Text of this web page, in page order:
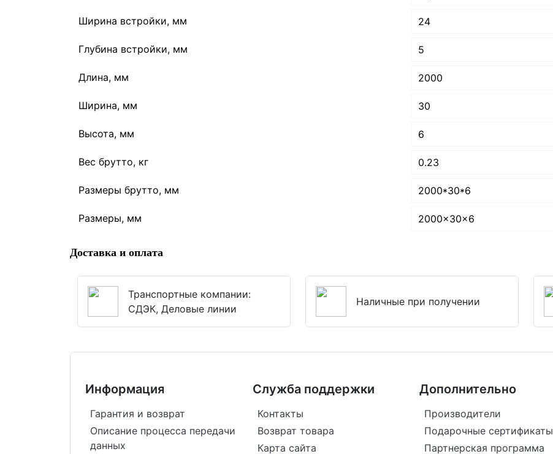
Ширина встройки, мм 24
Глубина встройки, мм 5
Длина, мм 2000
Ширина, мм 30
Высота, мм 6
Вес брутто, кг 0.23
Размеры брутто, мм 2000*30*6
Размеры, мм 2000x30x6
Доставка и оплата
Транспортные компании:
СДЭК, Деловые линии
Наличные при получении
Информация
Гарантия и возврат
Описание процесса передачи
данных
Служба поддержки
Контакты
Возврат товара
Карта сайта
Дополнительно
Производители
Подарочные сертификаты
Партнерская программа